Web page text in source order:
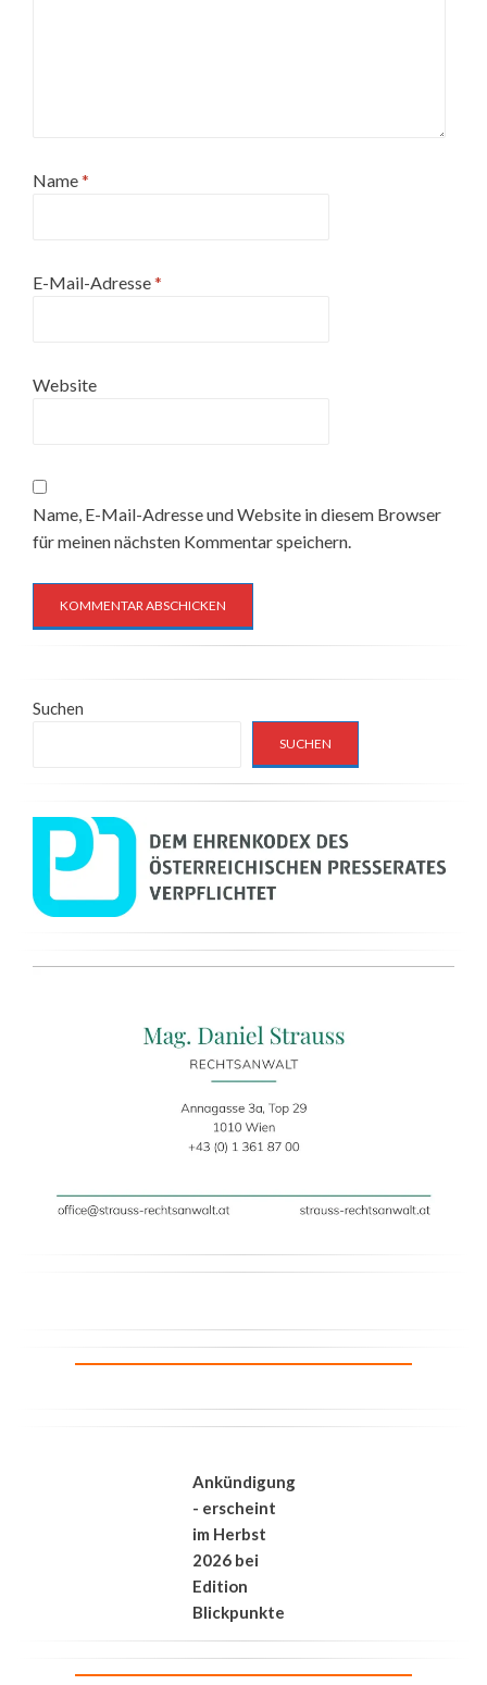
Name*
E-Mail-Adresse*
Website
Name, E-Mail-Adresse und Website in diesem Browser
für meinen nächsten Kommentar speichern.
Suchen
SUCHEN
Ankündigung
- erscheint
im Herbst
2026 bei
Edition
Blickpunkte